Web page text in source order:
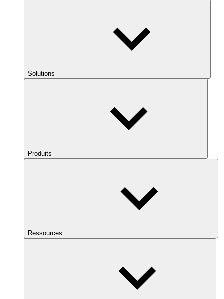
Solutions
Produits
Ressources